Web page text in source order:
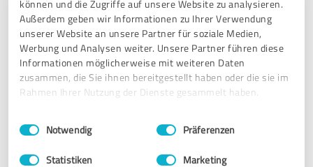
können und die Zugriffe auf unsere Website zu analysieren.
Außerdem geben wir Informationen zu Ihrer Verwendung
unserer Website an unsere Partner für soziale Medien,
Werbung und Analysen weiter. Unsere Partner führen diese
Informationen möglicherweise mit weiteren Daten
zusammen, die Sie ihnen bereitgestellt haben oder die sie im
Rahmen Ihrer Nutzung der Dienste gesammelt haben.
Impressum Datenschutzbestimmungen
Einwilligungsauswahl
Notwendig Präferenzen
Statistiken Marketing
SEHR GUT Empfehlung
Sehr professionell von der Besichtigung bis zur
Ausführung. Bin sehr zufrieden. Gerne im Frühling wieder
Fenster putzen.
Erfahrungsbericht & Bewertung zu: